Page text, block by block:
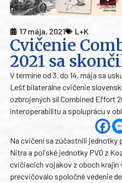
17 mája, 2021 L+K
Cvičenie
2021 sa
V termíne od 3. do 14. mája sa
Lešť bilaterálne cvičenie
ozbrojených síl Combined Effort
interoperabilitu a spoluprácu v
Na cvičení sa zúčastnili jednotky
Nitra a poľské jednotky PVO z
cvičiacich vojakov z oboch krajín
precvičovalo spoločné vedenie